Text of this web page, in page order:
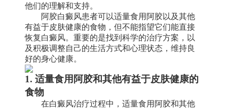
他们的理解和支持。
阿胶白癜风患者可以适量食用阿胶以及其他
有益于皮肤健康的食物，但不能指望它们能直接
恢复白癜风。重要的是找到科学的治疗方案，以
及积极调整自己的生活方式和心理状态，维持良
好的身心健康。
1. 适量食用阿胶和其他有益于皮肤健康的
食物
在白癜风治疗过程中，适量食用阿胶和其他